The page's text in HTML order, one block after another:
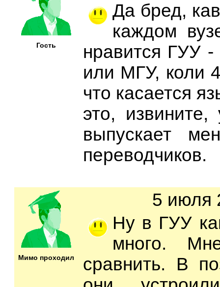
Гость
Да бред,
каждом
нравится ГУУ
или МГУ, коли
что касается
это, извините,
выпускает
переводчиков.
Мимо проходил
5 июля
Ну в ГУУ
много.
сравнить. В